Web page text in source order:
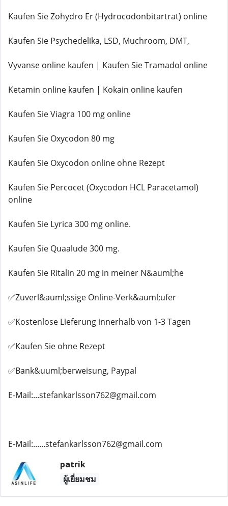
Kaufen Sie Zohydro Er (Hydrocodonbitartrat) online
Kaufen Sie Psychedelika, LSD, Muchroom, DMT,
Vyvanse online kaufen | Kaufen Sie Tramadol online
Ketamin online kaufen | Kokain online kaufen
Kaufen Sie Viagra 100 mg online
Kaufen Sie Oxycodon 80 mg
Kaufen Sie Oxycodon online ohne Rezept
Kaufen Sie Percocet (Oxycodon HCL Paracetamol)
online
Kaufen Sie Lyrica 300 mg online.
Kaufen Sie Quaalude 300 mg.
Kaufen Sie Ritalin 20 mg in meiner N&auml;he
✅Zuverl&auml;ssige Online-Verk&auml;ufer
✅Kostenlose Lieferung innerhalb von 1-3 Tagen
✅Kaufen Sie ohne Rezept
✅Bank&uuml;berweisung, Paypal
E-Mail:...stefankarlsson762@gmail.com
E-Mail:......stefankarlsson762@gmail.com
patrik
ผู้เยี่ยมชม